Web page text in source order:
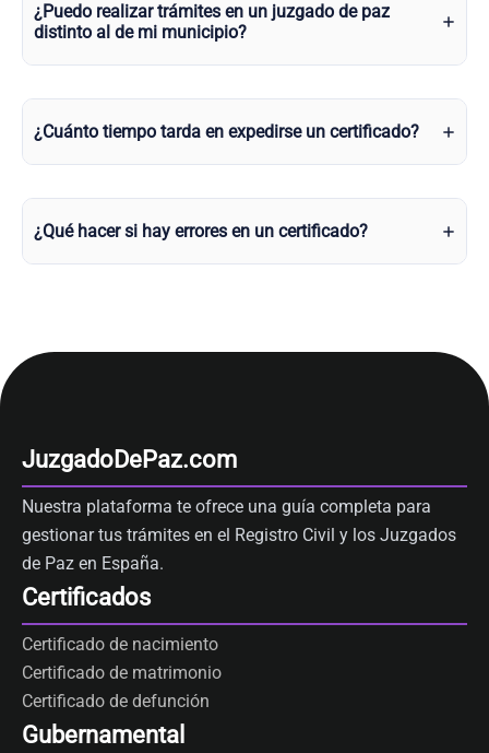
¿Puedo realizar trámites en un juzgado de paz
distinto al de mi municipio?
¿Cuánto tiempo tarda en expedirse un certificado?
¿Qué hacer si hay errores en un certificado?
JuzgadoDePaz.com
Nuestra plataforma te ofrece una guía completa para
gestionar tus trámites en el Registro Civil y los Juzgados
de Paz en España.
Certificados
Certificado de nacimiento
Certificado de matrimonio
Certificado de defunción
Gubernamental